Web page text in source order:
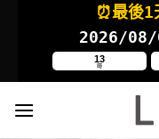
⏰最後1
2026/08/
13
時